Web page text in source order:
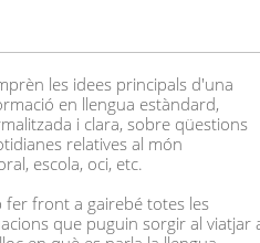
les idees principals d'una
en llengua estàndard,
i clara, sobre qüestions
relatives al món
escola, oci, etc.
fer front a gairebé totes les
que puguin sorgir al viatjar